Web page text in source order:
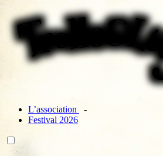
L’association
Festival 2026